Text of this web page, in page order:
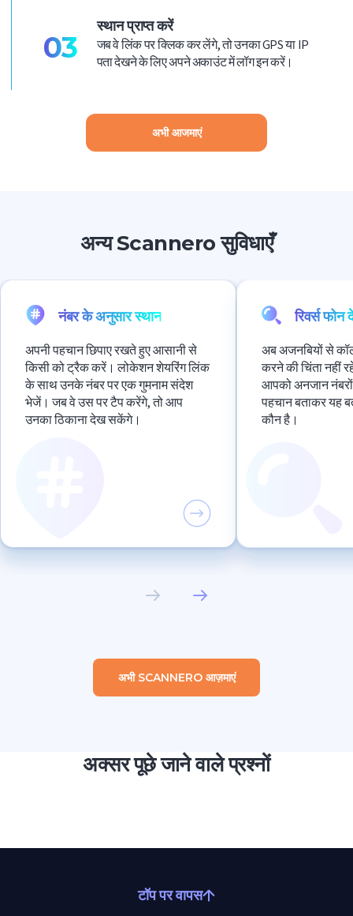
03
स्थान प्राप्त करें
जब वे लिंक पर क्लिक कर लेंगे, तो उनका GPS या IP
पता देखने के लिए अपने अकाउंट में लॉग इन करें।
अभी आजमाएं
अन्य Scannero सुविधाएँ
नंबर के अनुसार स्थान
अपनी पहचान छिपाए रखते हुए आसानी से
किसी को ट्रैक करें। लोकेशन शेयरिंग लिंक
के साथ उनके नंबर पर एक गुमनाम संदेश
भेजें। जब वे उस पर टैप करेंगे, तो आप
उनका ठिकाना देख सकेंगे।
रिवर्स फोन
अब अजनबियों से
करने की चिंता नहीं
आपको अनजान
पहचान बताकर यह
कौन है।
अभी SCANNERO आज़माएं
अक्सर पूछे जाने वाले प्रश्नों
टॉप पर वापस